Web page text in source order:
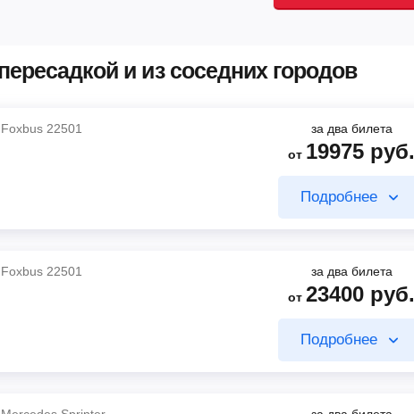
и из соседних городов
Foxbus 22501
за два билета
от 19975 руб.
Подробнее
Foxbus 22501
за два билета
от23400 руб.
Подробнее